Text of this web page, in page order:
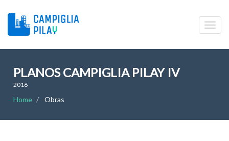
PLANOS CAMPIGLIA PILAY IV
2016
Home Obras